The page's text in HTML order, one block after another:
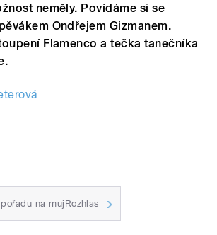
neměly. Povídáme si se
Ondřejem Gizmanem.
Flamenco a tečka tanečníka
na mujRozhlas